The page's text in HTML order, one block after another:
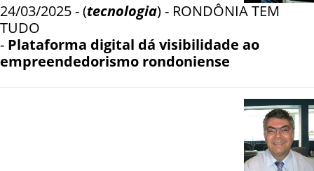
24/03/2025 - (tecnologia) - RONDÔNIA TEM
TUDO
- Plataforma digital dá visibilidade ao
empreendedorismo rondoniense